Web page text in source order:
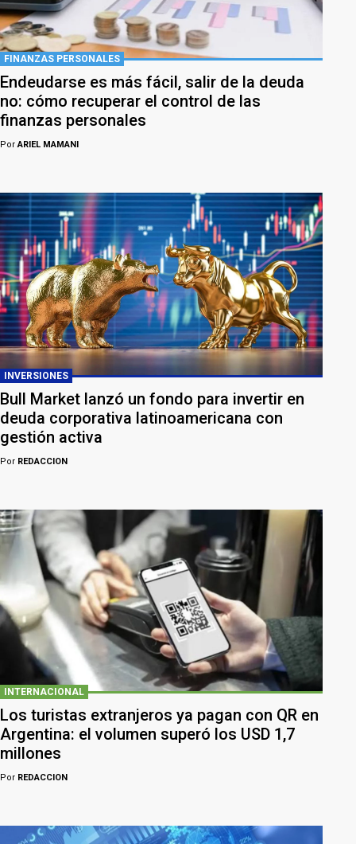
FINANZAS PERSONALES
Endeudarse es más fácil, salir de la deuda
no: cómo recuperar el control de las
finanzas personales
PorARIEL MAMANI
INVERSIONES
Bull Market lanzó un fondo para invertir en
deuda corporativa latinoamericana con
gestión activa
Por REDACCION
INTERNACIONAL
Los turistas extranjeros ya pagan con QR en
Argentina: el volumen superó los USD 1,7
millones
Por REDACCION